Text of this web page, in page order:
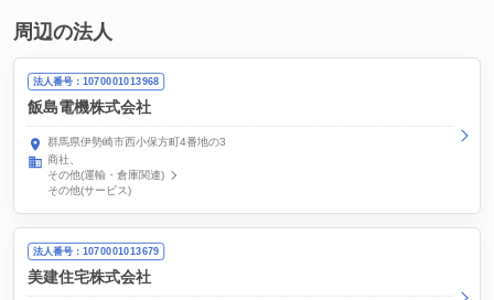
周辺の法人
法人番号：1070001013968
飯島電機株式会社
群馬県伊勢崎市西小保方町4番地の3
商社
その他(運輸・倉庫関連)
その他(サービス)
法人番号：1070001013679
美建住宅株式会社